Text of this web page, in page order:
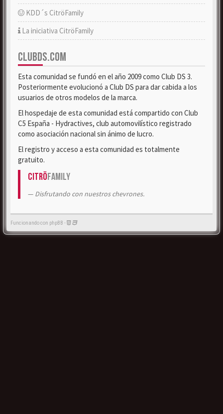
KDD´s CitröFamily
La iniciativa CitröFamily
CLUBDS.COM
Esta comunidad se fundó en el año 2009 como Club DS 3.
Posteriormente evolucionó a Club DS para dar cabida a los
usuarios de otros modelos de la marca.
El hospedaje de esta comunidad está compartido con Club
C5 España - Hydractives, club automovilístico registrado
como asociación nacional sin ánimo de lucro.
El registro y acceso a esta comunidad es totalmente
gratuito.
CitröFamily
Disfrutando con nuestros chevrones.
Funcionando con phpBB -